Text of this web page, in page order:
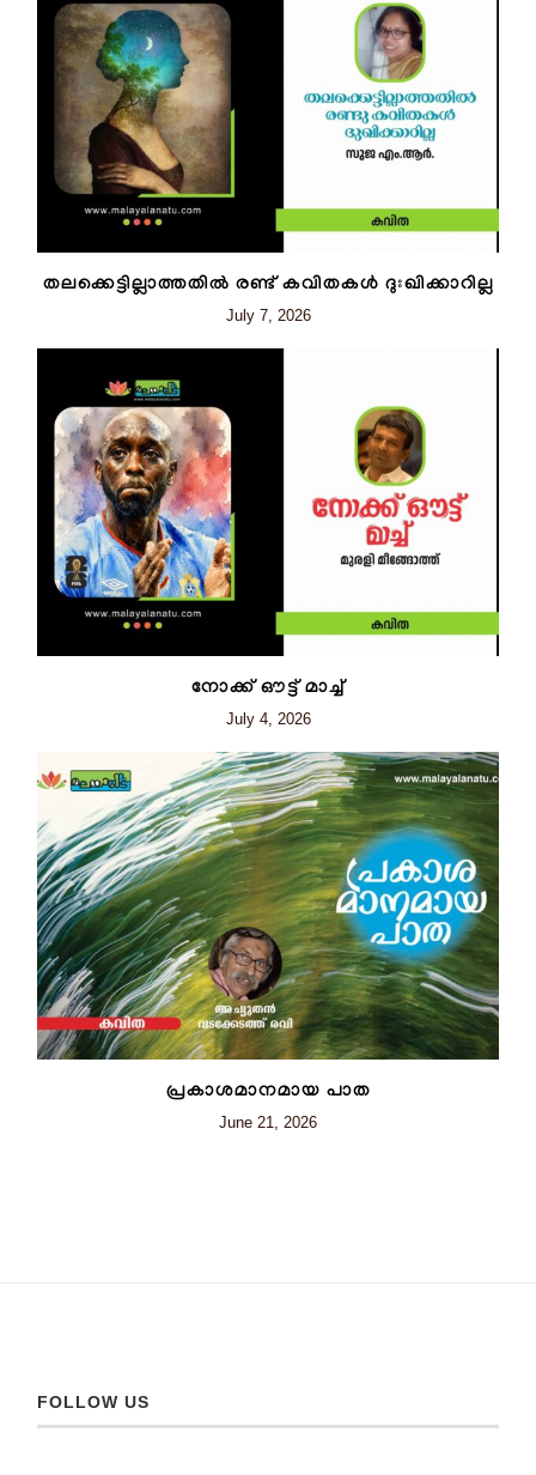
തലക്കെട്ടില്ലാത്തതിൽ രണ്ട് കവിതകൾ ദുഃഖിക്കാറില്ല
July 7, 2026
നോക്ക് ഔട്ട് മാച്ച്
July 4, 2026
പ്രകാശമാനമായ പാത
June 21, 2026
FOLLOW US